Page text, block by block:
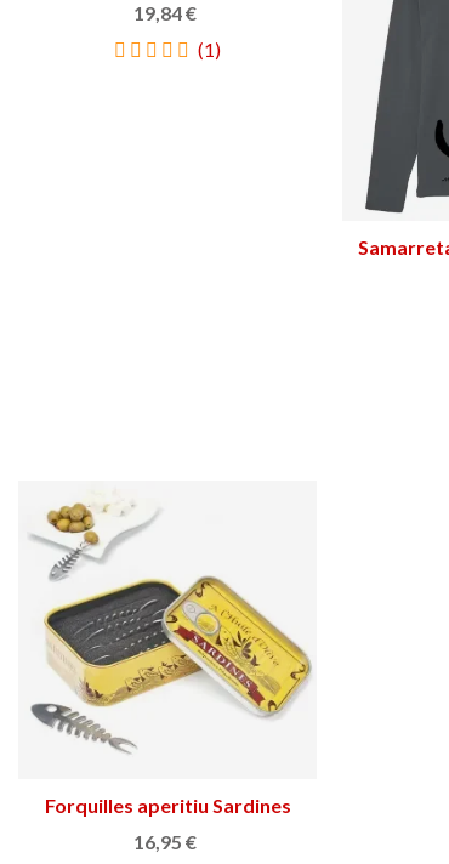
19,84 €
(1)
Afegir a la cistella
Forquilles aperitiu Sardines
16,95 €